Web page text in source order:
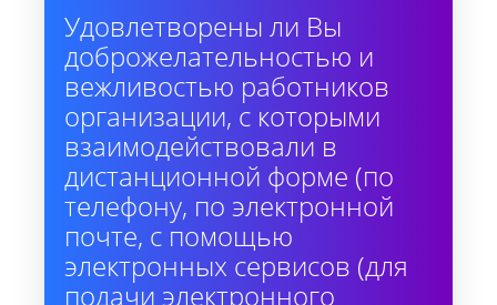
Удовлетворены ли Вы
доброжелательностью и
вежливостью работников
организации, с которыми
взаимодействовали в
дистанционной форме (по
телефону, по электронной
почте, с помощью
электронных сервисов (для
подачи электронного